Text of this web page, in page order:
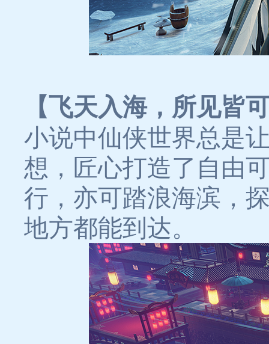
【飞天入海，所见皆
小说中仙侠世界总是
想，匠心打造了自由
行，亦可踏浪海滨，
地方都能到达。